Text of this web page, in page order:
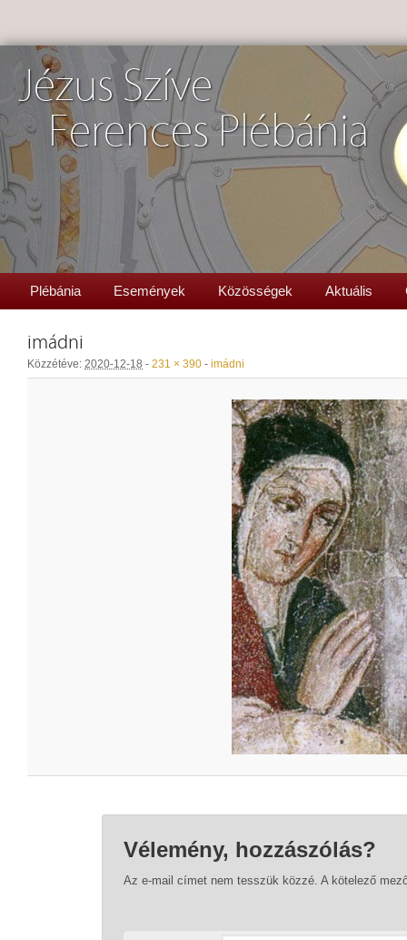
Jézus Szíve
Ferences Plébánia
Plébánia Események Közösségek Aktuális
imádni
Közzétéve: 2020-12-18 - 231 × 390 - imádni
Vélemény, hozzászólás?
Az e-mail címet nem tesszük közzé. A kötelező